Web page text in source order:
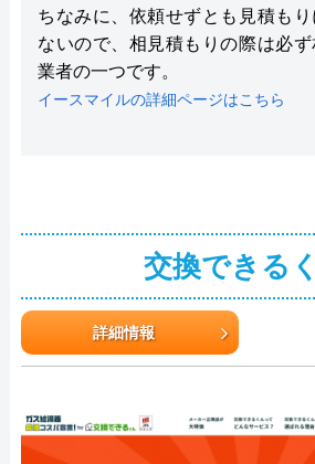
ちなみに、依頼せずとも見積も
ないので、相見積もりの際は必
業者の一つです。
イースマイルの詳細ページはこちら
交換できる
詳細情報